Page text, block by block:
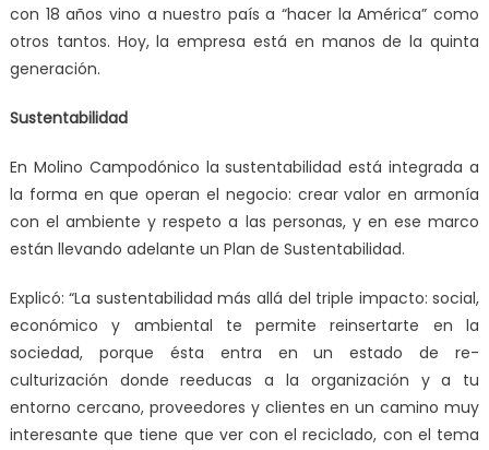
con 18 años vino a nuestro país a “hacer la América” como
otros tantos. Hoy, la empresa está en manos de la quinta
generación.
Sustentabilidad
En Molino Campodónico la sustentabilidad está integrada a
la forma en que operan el negocio: crear valor en armonía
con el ambiente y respeto a las personas, y en ese marco
están llevando adelante un Plan de Sustentabilidad.
Explicó: “La sustentabilidad más allá del triple impacto: social,
económico y ambiental te permite reinsertarte en la
sociedad, porque ésta entra en un estado de re-
culturización donde reeducas a la organización y a tu
entorno cercano, proveedores y clientes en un camino muy
interesante que tiene que ver con el reciclado, con el tema